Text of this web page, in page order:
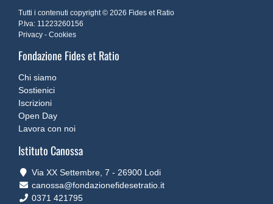
Tutti i contenuti copyright © 2026 Fides et Ratio
P.Iva: 11223260156
Privacy - Cookies
Fondazione Fides et Ratio
Chi siamo
Sostienici
Iscrizioni
Open Day
Lavora con noi
Istituto Canossa
Via XX Settembre, 7 ‐ 26900 Lodi
canossa@fondazionefidesetratio.it
0371 421795